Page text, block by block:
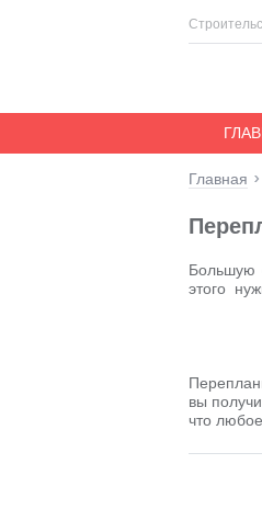
Главная
Большую
этого
вы
что